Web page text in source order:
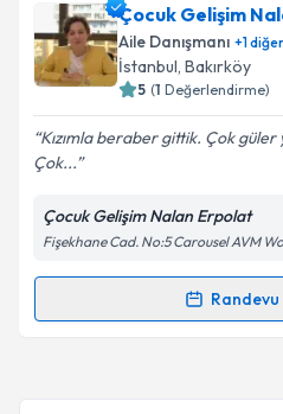
Çocuk Gelişim Uzmanı
randevu takvimi talebi
randevu almanız için bir
posta ile bilgilendireceğiz.
E-posta Adresiniz
Kişisel verilerimin
Metni'ni okudum ve
kapsamda işlenmesini
Çocuk Gelişim
Aile Danışmanı +1diğer
İstanbul, Bakırköy
5 (1 Değerlendirme)
Kızımla beraber gittik. Çok güler
Çok...
Çocuk Gelişim Nalan Erpolat
Fişekhane Cad. No:5 Carousel AVM
Randevu Takvimi